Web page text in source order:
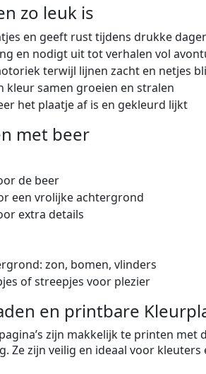
zo leuk is
en geeft rust tijdens drukke
en nodigt uit tot verhalen vol
terwijl lijnen zacht en netjes
kleur samen groeien en stralen
het plaatje af is en gekleurd lijkt
met beer
de beer
een vrolijke achtergrond
extra details
zon, bomen, vlinders
of streepjes voor plezier
en printbare
zijn makkelijk te printen met
Ze zijn veilig en ideaal voor